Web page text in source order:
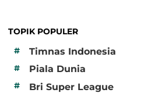
TOPIK POPULER
#
Timnas Indonesia
# Piala Dunia
# Bri Super League